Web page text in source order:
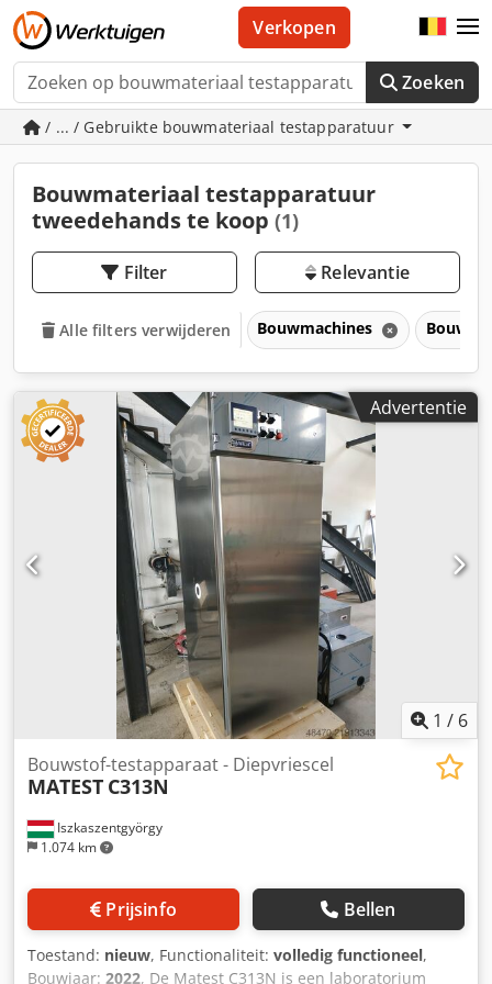
Zoeken
Verkopen
/ ... / Gebruikte bouwmateriaal testapparatuur
Bouwmateriaal testapparatuur
tweedehands te koop (1)
Filter Relevantie
Alle filters verwijderen Bouwmachines
Advertentie
1 / 6
Iszkaszentgyörgy
1.074 km
Bouwstof-testapparaat - Diepvriescel
MATEST C313N
Prijsinfo Bellen
Toestand: nieuw, Functionaliteit: volledig functioneel,
Bouwjaar: 2022, De Matest C313N is een laboratorium